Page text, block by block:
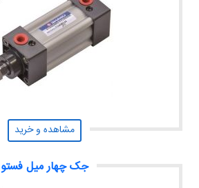
مشاهده و خرید
جک چهار میل فستو